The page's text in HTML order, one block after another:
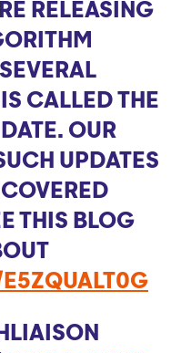
RELEASING
CALLED THE
OUR
UPDATES
THIS BLOG